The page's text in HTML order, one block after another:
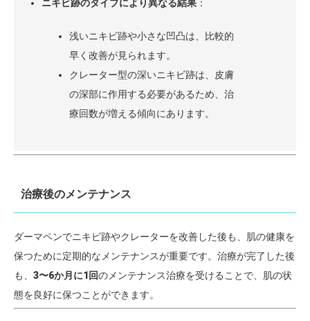
ニキビ跡のタイプにより異なる結果 ：
浅いニキビ跡や小さな凹凸は、比較的
早く改善が見られます。
クレーター型の深いニキビ跡は、皮膚
の深部に作用する必要があるため、治
療回数が増える傾向にあります。
治療後のメンテナンス
ダーマペンでニキビ跡やクレーターを改善した後も、肌の健康を
保つために定期的なメンテナンスが重要です。治療が完了した後
も、 3〜6か月に1回のメンテナンス治療を受けることで、肌の状
態を良好に保つことができます。